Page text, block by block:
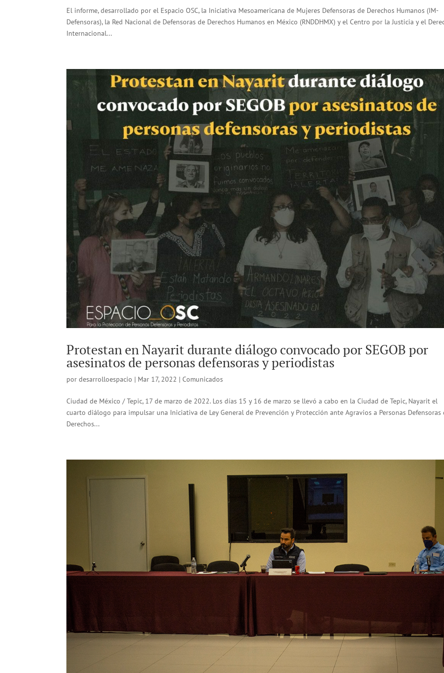
El informe, desarrollado por el Espacio OSC, la Iniciativa Mesoamericana de Mujeres Defensoras de Derechos Humanos (IM-
Defensoras), la Red Nacional de Defensoras de Derechos Humanos en México (RNDDHMX) y el Centro por la Justicia y el
Internacional...
Protestan en Nayarit durante diálogo convocado por SEGOB por
asesinatos de personas defensoras y periodistas
pordesarrolloespacio | Mar 17, 2022 |Comunicados
Ciudad de México / Tepic, 17 de marzo de 2022. Los días 15 y 16 de marzo se llevó a cabo en la Ciudad de Tepic, Nayarit el
cuarto diálogo para impulsar una Iniciativa de Ley General de Prevención y Protección ante Agravios a Personas Defensoras
Derechos...